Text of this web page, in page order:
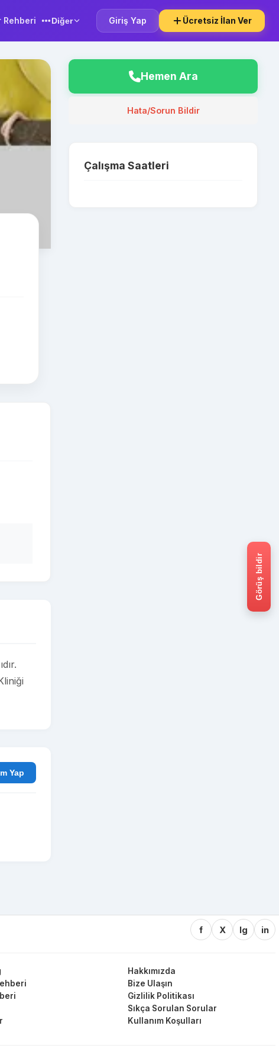
Rehberi Diğer Giriş Yap Ücretsiz İlan Ver
Yorum Yap
Hemen Ara
Hata/Sorun Bildir
Çalışma Saatleri
f X Ig in
Hakkımızda
Bize Ulaşın
Gizlilik Politikası
Sıkça Sorulan Sorular
Kullanım Koşulları
Görüş bildir